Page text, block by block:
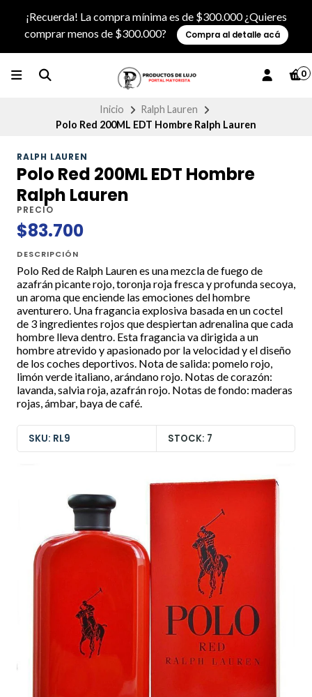
¡Recuerda! La compra mínima es de $300.000 ¿Quieres
comprar menos de $300.000?
Compra al detalle acá
0
Inicio
Ralph Lauren
Polo Red 200ML EDT Hombre Ralph Lauren
RALPH LAUREN
Polo Red 200ML EDT Hombre
Ralph Lauren
PRECIO
$83.700
DESCRIPCIÓN
Polo Red de Ralph Lauren es una mezcla de fuego de
azafrán picante rojo, toronja roja fresca y profunda secoya,
un aroma que enciende las emociones del hombre
aventurero. Una fragancia explosiva basada en un coctel
de 3 ingredientes rojos que despiertan adrenalina que cada
hombre lleva dentro. Esta fragancia va dirigida a un
hombre atrevido y apasionado por la velocidad y el diseño
de los coches deportivos. Nota de salida: pomelo rojo,
limón verde italiano, arándano rojo. Notas de corazón:
lavanda, salvia roja, azafrán rojo. Notas de fondo: maderas
rojas, ámbar, baya de café.
SKU: RL9 STOCK: 7